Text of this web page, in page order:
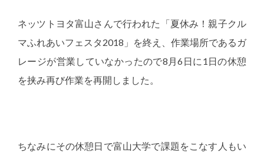
ネッツトヨタ富山さんで行われた「夏休み！親子クル
マふれあいフェスタ2018」を終え、作業場所であるガ
レージが営業していなかったので8月6日に1日の休憩
を挟み再び作業を再開しました。
ちなみにその休憩日で富山大学で課題をこなす人もい